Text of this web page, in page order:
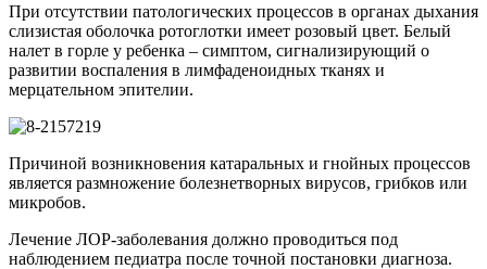
При отсутствии патологических процессов в органах дыхания
слизистая оболочка ротоглотки имеет розовый цвет. Белый
налет в горле у ребенка – симптом, сигнализирующий о
развитии воспаления в лимфаденоидных тканях и
мерцательном эпителии.
Причиной возникновения катаральных и гнойных процессов
является размножение болезнетворных вирусов, грибков или
микробов.
Лечение ЛОР-заболевания должно проводиться под
наблюдением педиатра после точной постановки диагноза.